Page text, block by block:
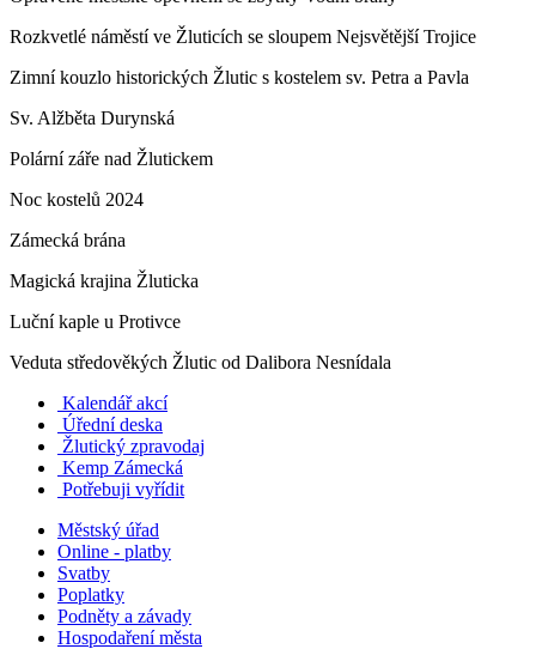
Rozkvetlé náměstí ve Žluticích se sloupem Nejsvětější Trojice
Zimní kouzlo historických Žlutic s kostelem sv. Petra a Pavla
Sv. Alžběta Durynská
Polární záře nad Žlutickem
Noc kostelů 2024
Zámecká brána
Magická krajina Žluticka
Luční kaple u Protivce
Veduta středověkých Žlutic od Dalibora Nesnídala
Kalendář akcí
Úřední deska
Žlutický zpravodaj
Kemp Zámecká
Potřebuji vyřídit
Městský úřad
Online - platby
Svatby
Poplatky
Podněty a závady
Hospodaření města